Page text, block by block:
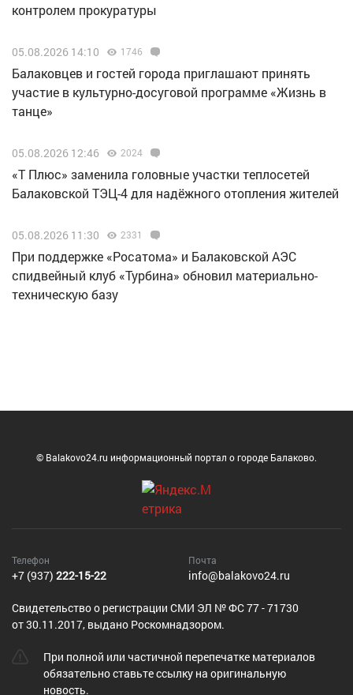
контролем прокуратуры
05.08.2026 14:10 1746
Балаковцев и гостей города приглашают принять
участие в культурно-досуговой программе «Жизнь в
танце»
05.08.2026 12:46 2024
«Т Плюс» заменила головные участки теплосетей
Балаковской ТЭЦ-4 для надёжного отопления жителей
05.08.2026 11:30 2331
При поддержке «Росатома» и Балаковской АЭС
спидвейный клуб «Турбина» обновил материально-
техническую базу
© Balakovo24.ru информационный портал о городе Балаково.
Телефон
+7 (937) 222-15-22
Почта
info@balakovo24.ru
Cвидетельство о регистрации СМИ ЭЛ № ФС 77 - 71730
от 30.11.2017, выдано Роскомнадзором.
При полной или частичной перепечатке материалов
обязательно ставьте ссылку на оригинальную
новость.